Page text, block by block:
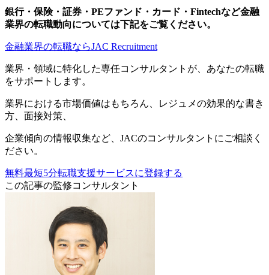
銀行・保険・証券・PEファンド・カード・Fintechなど金融
業界の転職動向については下記をご覧ください。
金融業界の転職ならJAC Recruitment
業界・領域に特化した専任コンサルタントが、 あなたの転職
をサポートします。
業界における市場価値はもちろん、
レジュメの効果的な書き
方
面接対策
企業傾向の情報収集など、 JACのコンサルタントにご相談く
ださい。
無料最短5分転職支援サービスに登録する
この記事の監修コンサルタント